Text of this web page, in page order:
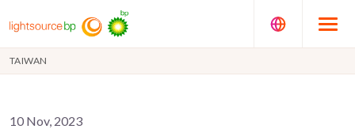
TAIWAN
10 Nov, 2023